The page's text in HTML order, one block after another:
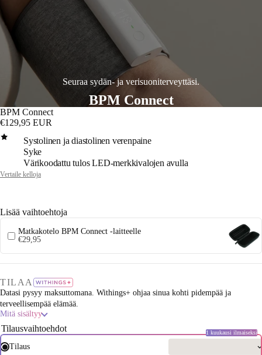
Seuraa sydän- ja verisuoniterveyttäsi.
BPM Connect
BPM Connect
€129,95 EUR
Systolinen ja diastolinen verenpaine
Syke
Värikoodattu tulos LED-merkkivalojen avulla
Vertaile kelloja
Lisää vaihtoehtoja
Matkakotelo BPM Connect -laitteelle
€29,95
TILAA
Datasi pysyy maksuttomana. Withings+ ohjaa sinua kohti pidempää ja
terveellisempää elämää.
Mitä sisältyy
Tilausvaihtoehdot
Tilaus
1 kuukausi ilmaiseksi